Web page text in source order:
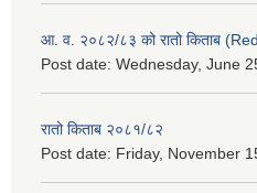
आ. व. २०८२/८३ को रातो किताब
Post date: Wednesday, June
रातो किताब २०८१/८२
Post date: Friday, November